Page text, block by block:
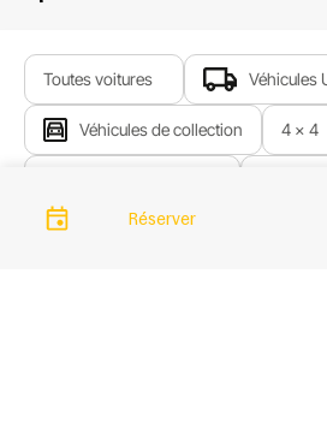
Toutes voitures Véhicules
Véhicules de collection 4 x 4
Hauteur: 2.60m
Réserver